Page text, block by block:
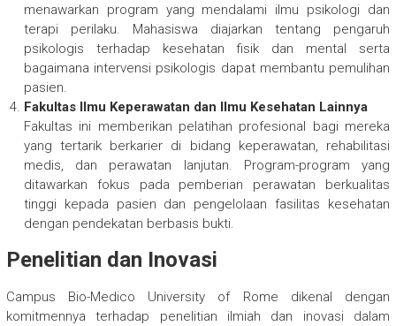
menawarkan program yang mendalami ilmu psikologi dan
terapi perilaku. Mahasiswa diajarkan tentang pengaruh
psikologis terhadap kesehatan fisik dan mental serta
bagaimana intervensi psikologis dapat membantu pemulihan
pasien.
Fakultas Ilmu Keperawatan dan Ilmu Kesehatan Lainnya
Fakultas ini memberikan pelatihan profesional bagi mereka
yang tertarik berkarier di bidang keperawatan, rehabilitasi
medis, dan perawatan lanjutan. Program-program yang
ditawarkan fokus pada pemberian perawatan berkualitas
tinggi kepada pasien dan pengelolaan fasilitas kesehatan
dengan pendekatan berbasis bukti.
Penelitian dan Inovasi
Campus Bio-Medico University of Rome dikenal dengan
komitmennya terhadap penelitian ilmiah dan inovasi dalam